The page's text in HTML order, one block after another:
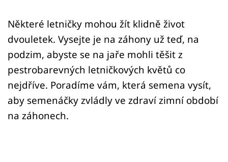
Některé letničky mohou žít klidně život
dvouletek. Vysejte je na záhony už teď, na
podzim, abyste se na jaře mohli těšit z
pestrobarevných letničkových květů co
nejdříve. Poradíme vám, která semena vysít,
aby semenáčky zvládly ve zdraví zimní období
na záhonech.